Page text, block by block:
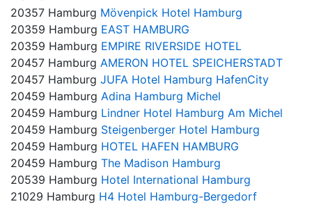
20357 Hamburg Mövenpick Hotel Hamburg
20359 Hamburg EAST HAMBURG
20359 Hamburg EMPIRE RIVERSIDE HOTEL
20457 Hamburg AMERON HOTEL SPEICHERSTADT
20457 Hamburg JUFA Hotel Hamburg HafenCity
20459 Hamburg Adina Hamburg Michel
20459 Hamburg Lindner Hotel Hamburg Am Michel
20459 Hamburg Steigenberger Hotel Hamburg
20459 Hamburg HOTEL HAFEN HAMBURG
20459 Hamburg The Madison Hamburg
20539 Hamburg Hotel International Hamburg
21029 Hamburg H4 Hotel Hamburg-Bergedorf